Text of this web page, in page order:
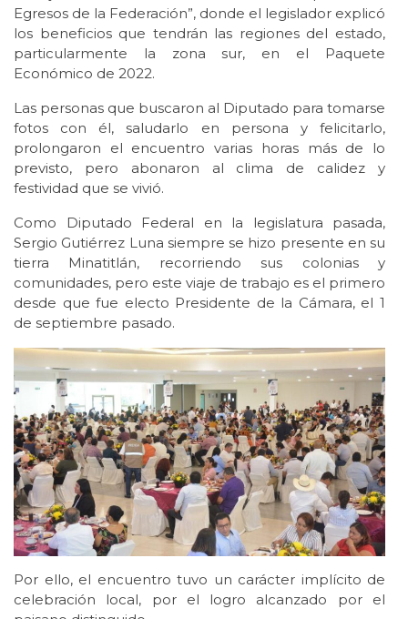
Egresos de la Federación”, donde el legislador explicó
los beneficios que tendrán las regiones del estado,
particularmente la zona sur, en el Paquete
Económico de 2022.
Las personas que buscaron al Diputado para tomarse
fotos con él, saludarlo en persona y felicitarlo,
prolongaron el encuentro varias horas más de lo
previsto, pero abonaron al clima de calidez y
festividad que se vivió.
Como Diputado Federal en la legislatura pasada,
Sergio Gutiérrez Luna siempre se hizo presente en su
tierra Minatitlán, recorriendo sus colonias y
comunidades, pero este viaje de trabajo es el primero
desde que fue electo Presidente de la Cámara, el 1
de septiembre pasado.
Por ello, el encuentro tuvo un carácter implícito de
celebración local, por el logro alcanzado por el